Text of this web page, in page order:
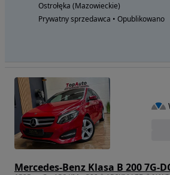
Ostrołęka (Mazowieckie)
Prywatny sprzedawca • Opublikowano
Mercedes-Benz Klasa B 200 7G-